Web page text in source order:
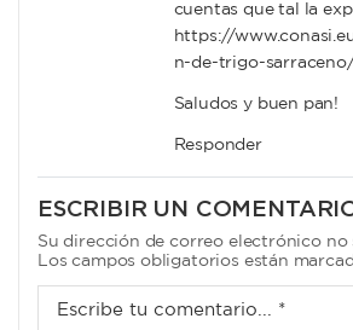
cuentas que tal la
https://
n-de-trigo-sarraceno/
Saludos y buen pan!
Responder
ESCRIBIR UN
Su dirección de correo electrónico no
Los campos obligatorios están